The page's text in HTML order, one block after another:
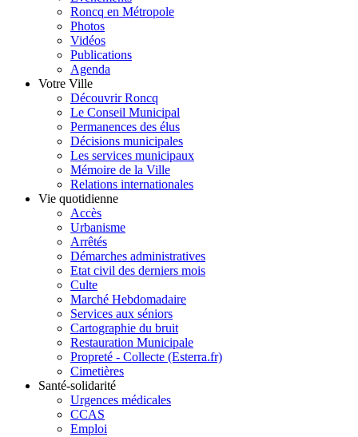
Roncq en Métropole
Photos
Vidéos
Publications
Agenda
Votre Ville
Découvrir Roncq
Le Conseil Municipal
Permanences des élus
Décisions municipales
Les services municipaux
Mémoire de la Ville
Relations internationales
Vie quotidienne
Accès
Urbanisme
Arrêtés
Démarches administratives
Etat civil des derniers mois
Culte
Marché Hebdomadaire
Services aux séniors
Cartographie du bruit
Restauration Municipale
Propreté - Collecte (Esterra.fr)
Cimetières
Santé-solidarité
Urgences médicales
CCAS
Emploi